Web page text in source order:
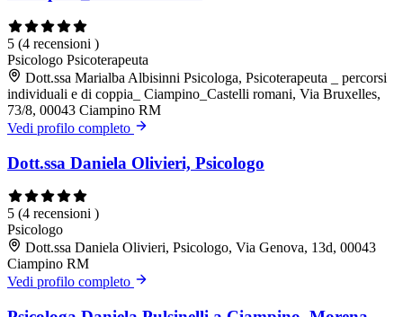
5 (4 recensioni )
Psicologo Psicoterapeuta
Dott.ssa Marialba Albisinni Psicologa, Psicoterapeuta _ percorsi
individuali e di coppia_ Ciampino_Castelli romani, Via Bruxelles,
73/8, 00043 Ciampino RM
Vedi profilo completo
Dott.ssa Daniela Olivieri, Psicologo
5 (4 recensioni )
Psicologo
Dott.ssa Daniela Olivieri, Psicologo, Via Genova, 13d, 00043
Ciampino RM
Vedi profilo completo